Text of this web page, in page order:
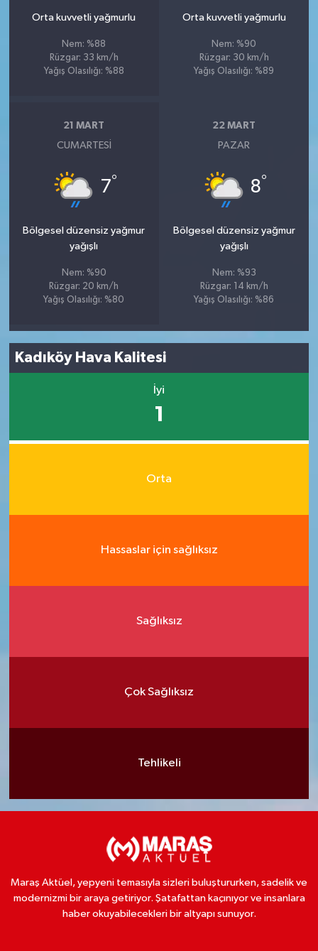
Orta kuvvetli yağmurlu
Nem: %88
Rüzgar: 33 km/h
Yağış Olasılığı: %88
Orta kuvvetli yağmurlu
Nem: %90
Rüzgar: 30 km/h
Yağış Olasılığı: %89
21 MART
CUMARTESI
7°
Bölgesel düzensiz yağmur
yağışlı
Nem: %90
Rüzgar: 20 km/h
Yağış Olasılığı: %80
22 MART
PAZAR
8°
Bölgesel düzensiz yağmur
yağışlı
Nem: %93
Rüzgar: 14 km/h
Yağış Olasılığı: %86
Kadıköy Hava Kalitesi
İyi
1
Orta
Hassaslar için sağlıksız
Sağlıksız
Çok Sağlıksız
Tehlikeli
Maraş Aktüel, yepyeni temasıyla sizleri buluştururken, sadelik ve
modernizmi bir araya getiriyor. Şatafattan kaçınıyor ve insanlara
haber okuyabilecekleri bir altyapı sunuyor.